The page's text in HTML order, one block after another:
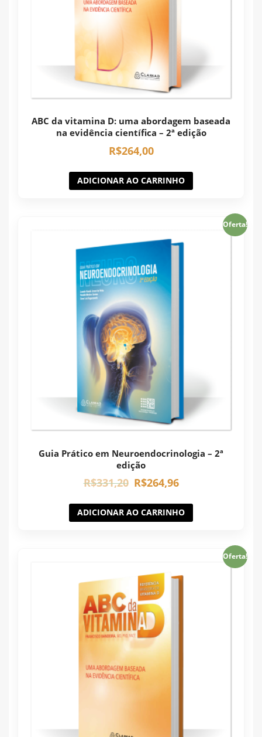
ABC da vitamina D: uma abordagem baseada
na evidência científica – 2ª edição
R$264,00
ADICIONAR AO CARRINHO
Oferta!
Guia Prático em Neuroendocrinologia – 2ª
edição
R$331,20 R$264,96
ADICIONAR AO CARRINHO
Oferta!